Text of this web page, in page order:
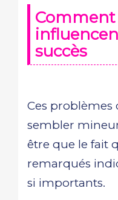
succès
Ces problèmes
sembler
être que le fait
remarqués
si importants.